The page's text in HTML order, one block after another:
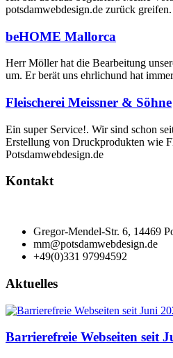
potsdamwebdesign.de zurück
beHOME Mallorca
Herr Möller hat die Bearbeitung
um. Er berät uns ehrlichund hat
Fleischerei Meissner & Söhne
Ein super Service!. Wir sind schon
Erstellung von Druckprodukten wie
Potsdamwebdesign.de
Kontakt
Gregor-Mendel-Str. 6, 14469
mm@potsdamwebdesign.de
+49(0)331 97994592
Aktuelles
Barrierefreie Webseiten seit